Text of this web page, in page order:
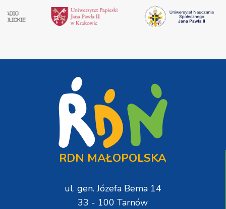
RDN MAŁOPOLSKA
ul. gen. Józefa Bema 14
33 - 100 Tarnów